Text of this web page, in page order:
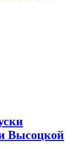
Высоцкой